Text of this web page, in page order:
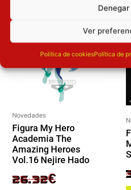
Denegar
Ver
Política de cookiesPolítica de
Novedades
Figura My Hero
Academia The
Amazing Heroes
Vol.16 Nejire Hado
32.90€
El precio original era: 32.90€.
26.32€
El precio actual es: 26.32€.